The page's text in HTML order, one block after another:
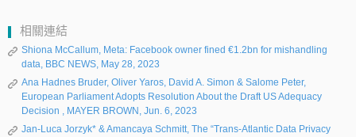
相關連結
Shiona McCallum, Meta: Facebook owner fined €1.2bn for mishandling
data, BBC NEWS, May 28, 2023
Ana Hadnes Bruder, Oliver Yaros, David A. Simon & Salome Peter,
European Parliament Adopts Resolution About the Draft US Adequacy
Decision , MAYER BROWN, Jun. 6, 2023
Jan-Luca Jorzyk* & Amancaya Schmitt, The “Trans-Atlantic Data Privacy